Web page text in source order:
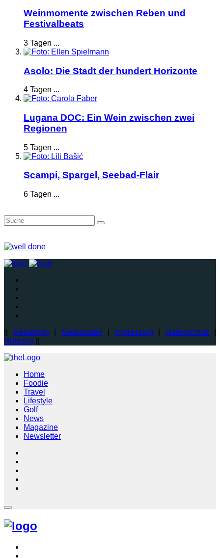
Weinmomente zwischen Reben und
Festivalbeats
3 Tagen ...
Asolo: Die Stadt der hundert Horizonte
4 Tagen ...
Lugana DOC: Ein Wein zwischen zwei
Regionen
5 Tagen ...
Scampi, Spargel, Seebad-Flair
6 Tagen ...
Redaktion Mediadaten Impressum| Datenschutz
Nutzung
Home
Foodie
Travel
Lifestyle
Golf
News
Magazine
Newsletter